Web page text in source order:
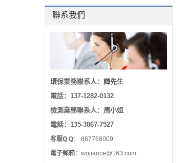
聯系我們
環保業務聯系人：譚先生
電話：137-1282-0132
檢測業務聯系人：周小姐
電話：135-3867-7527
客服Q Q： 867768009
電子郵箱：wojiance@163.com